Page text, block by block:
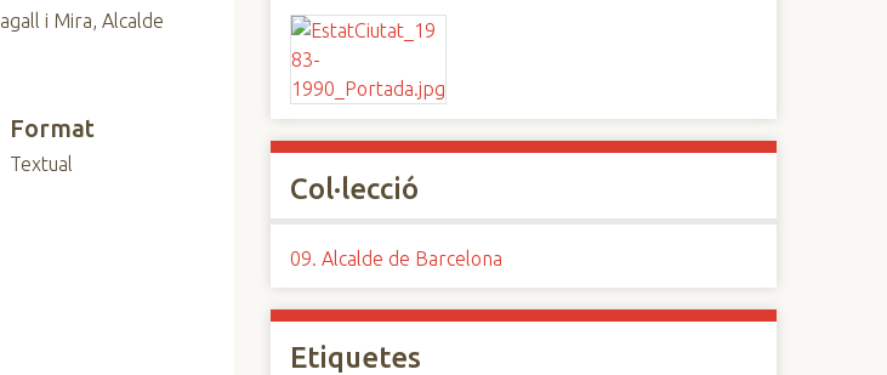
i Mira, Alcalde
Format
Textual
Col·lecció
09. Alcalde de Barcelona
Etiquetes